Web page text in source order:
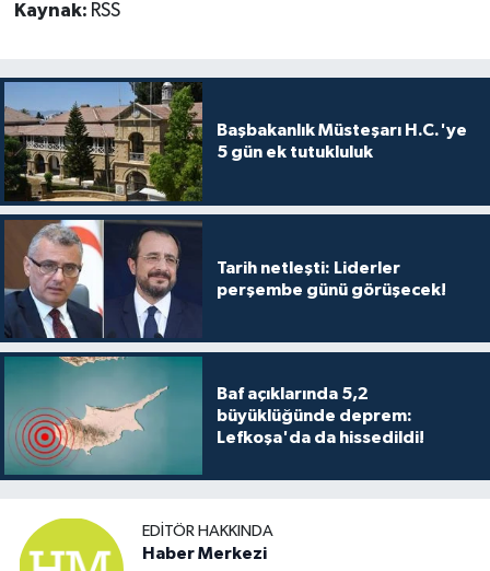
Kaynak: RSS
Başbakanlık Müsteşarı H.C.'ye
5 gün ek tutukluluk
Tarih netleşti: Liderler
perşembe günü görüşecek!
Baf açıklarında 5,2
büyüklüğünde deprem:
Lefkoşa'da da hissedildi!
EDITÖR HAKKINDA
Haber Merkezi